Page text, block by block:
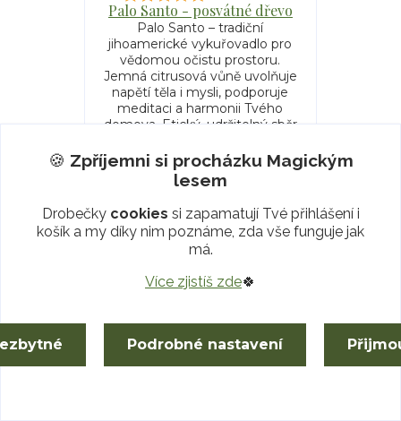
Palo Santo - posvátné dřevo
Palo Santo – tradiční
jihoamerické vykuřovadlo pro
vědomou očistu prostoru.
Jemná citrusová vůně uvolňuje
napětí těla i mysli, podporuje
meditaci a harmonii Tvého
domova. Etický, udržitelný sběr
používej bezpečný stojánek, po
rituálu pečlivě vyvětrej.
cena od5 Kč/g
Zvolit variantu
🍪 Zpříjemni si procházku Magickým
lesem
Drobečky cookies si zapamatují Tvé přihlášení i
košík a my díky nim poznáme, zda vše funguje jak
má.
Více zjistíš zde🍀
Podrobné nastavení